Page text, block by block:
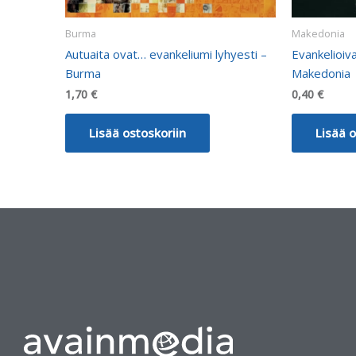
Burma
Autuaita ovat… evankeliumi lyhyesti –
Burma
1,70 €
Lisää ostoskoriin
Makedonia
Makedonia
0,40 €
Lisää